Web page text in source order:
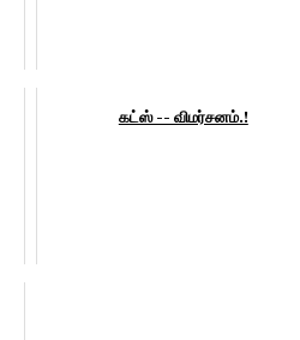
கட்ஸ் -- விமர்சனம்.!